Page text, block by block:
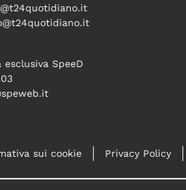
esclusiva SpeeD
sui cookie Privacy Policy